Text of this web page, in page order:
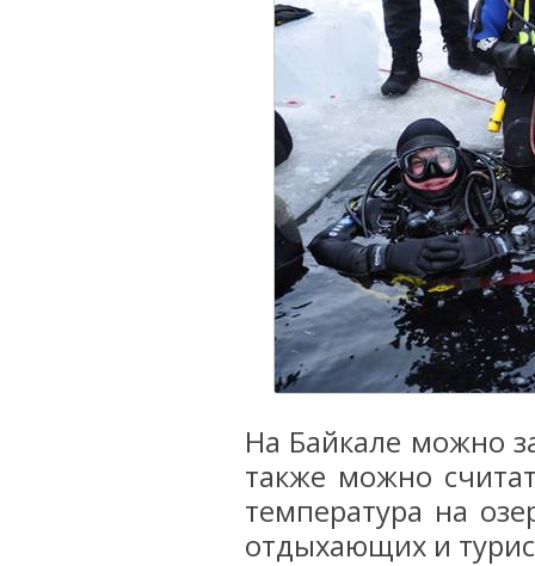
На Байкале можно
также можно
температура на
отдыхающих и